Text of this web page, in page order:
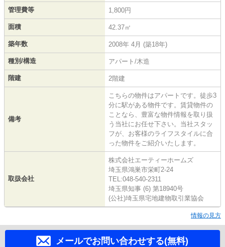
管理費等 1,800円
面積 42.37㎡
築年数 2008年 4月 (築18年)
種別/構造 アパート/木造
階建 2階建
備考
こちらの物件はアパートです。徒歩3
分に駅がある物件です。賃貸物件の
ことなら、豊富な物件情報を取り扱
う当社にお任せ下さい。当社スタッ
フが、お客様のライフスタイルに合
った物件をご紹介いたします。
取扱会社
株式会社エーティーホームズ
埼玉県鴻巣市栄町2-24
TEL:048-540-2311
埼玉県知事 (6) 第18940号
(公社)埼玉県宅地建物取引業協会
情報の見方
メールでお問い合わせする(無料)